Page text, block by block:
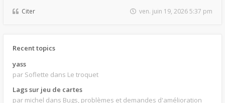
Citer ven. juin 19, 2026 5:37 pm
Recent topics
yass
par Soflette dans Le troquet
Lags sur jeu de cartes
par michel dans Bugs, problèmes et demandes d'amélioration